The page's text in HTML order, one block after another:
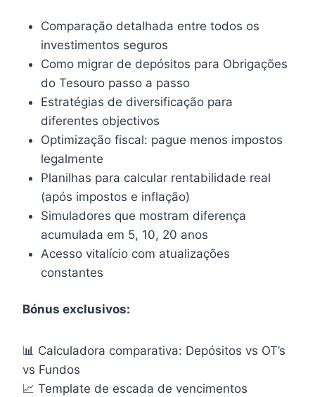
Comparação detalhada entre todos os
investimentos seguros
Como migrar de depósitos para Obrigações
do Tesouro passo a passo
Estratégias de diversificação para
diferentes objectivos
Optimização fiscal: pague menos impostos
legalmente
Planilhas para calcular rentabilidade real
(após impostos e inflação)
Simuladores que mostram diferença
acumulada em 5, 10, 20 anos
Acesso vitalício com atualizações
constantes
Bónus exclusivos:
📊 Calculadora comparativa: Depósitos vs OT’s
vs Fundos
📈 Template de escada de vencimentos